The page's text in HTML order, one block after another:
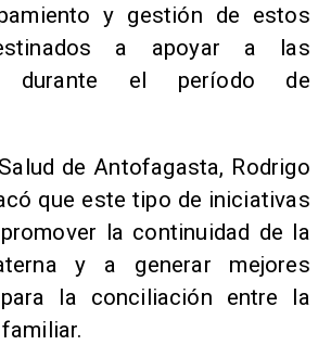
y gestión de estos
a apoyar a las
durante el período de
de Antofagasta, Rodrigo
que este tipo de iniciativas
la continuidad de la
y a generar mejores
la conciliación entre la